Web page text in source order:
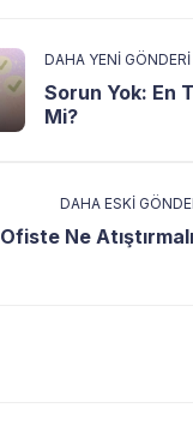
DAHA YENI GÖNDERI
Sorun Yok: En
Mi?
DAHA ESKI
Ofiste Ne